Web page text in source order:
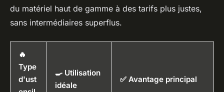
du matériel haut de gamme à des tarifs plus justes,
sans intermédiaires superflus.
🔥
Type
d'ust
🍳 Utilisation
idéale
✅ Avantage principal